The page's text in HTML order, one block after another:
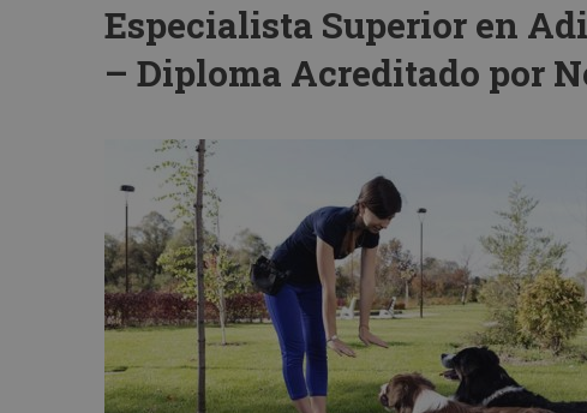
Especialista Superior en
– Diploma Acreditado por